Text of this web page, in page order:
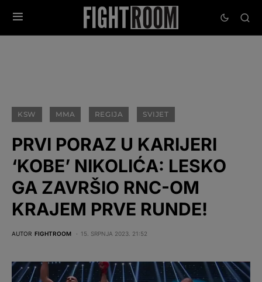
KSW MMA REGIJA SVIJET
PRVI PORAZ U KARIJERI
‘KOBE’ NIKOLIĆA: LESKO
GA ZAVRŠIO RNC-OM
KRAJEM PRVE RUNDE!
AUTOR FIGHTROOM 15. SRPNJA 2023. 21:52